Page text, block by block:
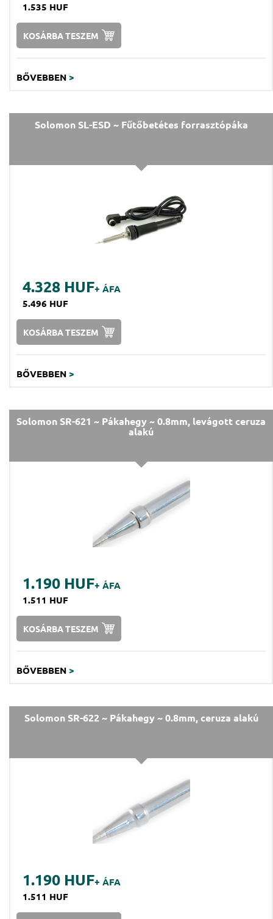
1.535 HUF
KOSÁRBA TESZEM
BŐVEBBEN >
Solomon SL-ESD ~ Fűtőbetétes forrasztópáka
4.328 HUF+ ÁFA
5.496 HUF
KOSÁRBA TESZEM
BŐVEBBEN >
Solomon SR-621 ~ Pákahegy ~ 0.8mm, levágott ceruza
alakú
1.190 HUF+ ÁFA
1.511 HUF
KOSÁRBA TESZEM
BŐVEBBEN >
Solomon SR-622 ~ Pákahegy ~ 0.8mm, ceruza alakú
1.190 HUF+ ÁFA
1.511 HUF